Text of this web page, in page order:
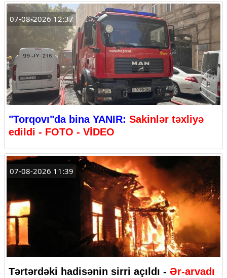
07-08-2026 12:37
"Torqovı"da bina YANIR: Sakinlər təxliyə
edildi - FOTO - VİDEO
07-08-2026 11:39
Tərtərdəki hadisənin sirri açıldı - Ər-arvadı